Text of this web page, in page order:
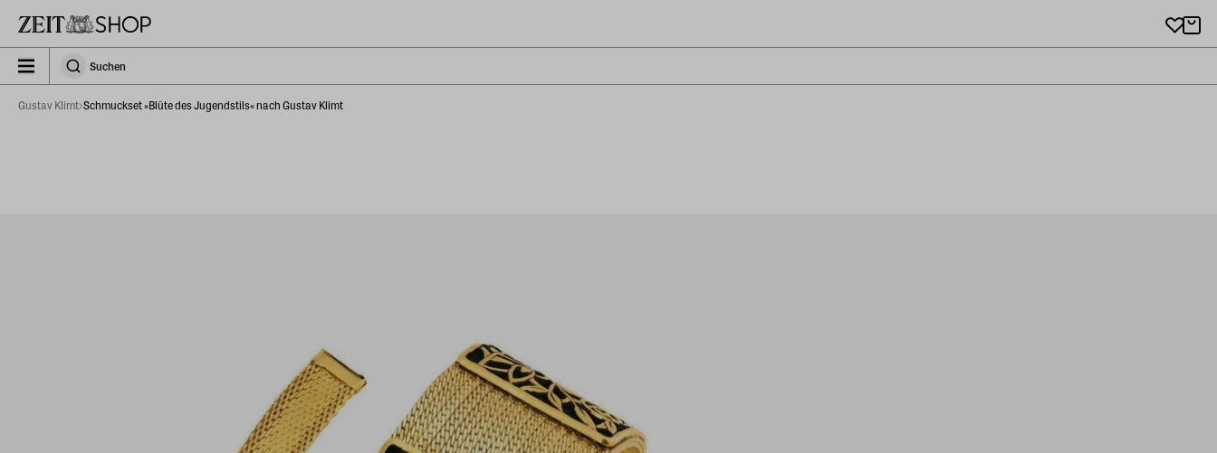
zeit_storefront.components.search.collapsed
SuchenSuchen
Gustav Klimt Schmuckset »Blüte des Jugendstils« nach Gustav Klimt